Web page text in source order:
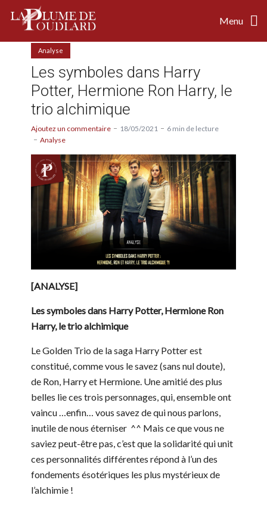
Menu
Analyse
Les symboles dans Harry
Potter, Hermione Ron Harry, le
trio alchimique
Ajoutez un commentaire 18/05/2021
6 min de lecture
Analyse
[ANALYSE]
Les symboles dans Harry Potter, Hermione Ron
Harry, le trio alchimique
Le Golden Trio de la saga Harry Potter est
constitué, comme vous le savez (sans nul doute),
de Ron, Harry et Hermione. Une amitié des plus
belles lie ces trois personnages, qui, ensemble ont
vaincu …enfin… vous savez de qui nous parlons,
inutile de nous éterniser ^^ Mais ce que vous ne
saviez peut-être pas, c’est que la solidarité qui unit
ces personnalités différentes répond à l’un des
fondements ésotériques les plus mystérieux de
l’alchimie !